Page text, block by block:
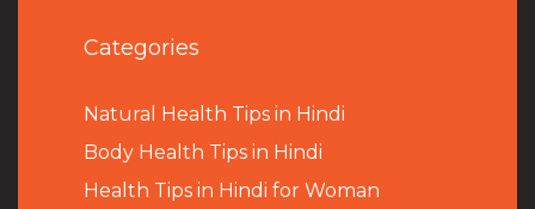
Categories
Natural Health Tips in Hindi
Body Health Tips in Hindi
Health Tips in Hindi for Woman